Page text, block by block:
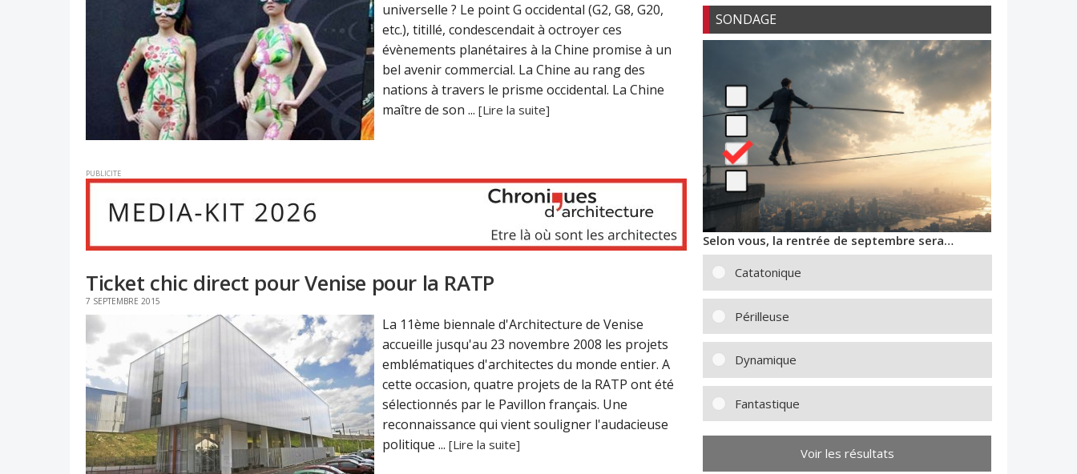
universelle ? Le point G occidental (G2, G8, G20,
etc.), titillé, condescendait à octroyer ces
évènements planétaires à la Chine promise à un
bel avenir commercial. La Chine au rang des
nations à travers le prisme occidental. La Chine
maître de son ... [Lire la suite]
PUBLICITE
Ticket chic direct pour Venise pour la RATP
7 SEPTEMBRE 2015
La 11ème biennale d'Architecture de Venise
accueille jusqu'au 23 novembre 2008 les projets
emblématiques d'architectes du monde entier. A
cette occasion, quatre projets de la RATP ont été
sélectionnés par le Pavillon français. Une
reconnaissance qui vient souligner l'audacieuse
politique ... [Lire la suite]
SONDAGE
Selon vous, la rentrée de septembre sera…
Catatonique
Périlleuse
Dynamique
Fantastique
Voir les résultats